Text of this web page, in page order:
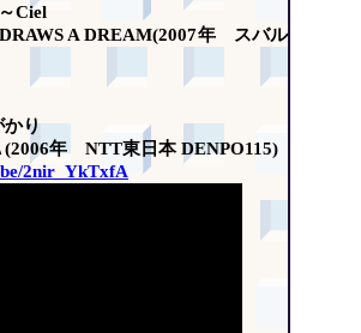
Ciel
A DREAM(2007年 スバル
り
(2006年 NTT東日本 DENPO115)
2nir_YkTxfA